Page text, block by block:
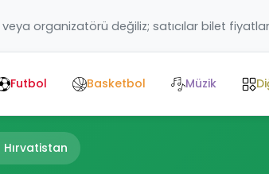
veya organizatörü değiliz; satıcılar bilet
Futbol Basketbol Müzik
Hırvatistan